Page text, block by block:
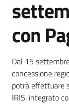
con
Dal 15
concessione
potrà effettuare
IRIS, integrato